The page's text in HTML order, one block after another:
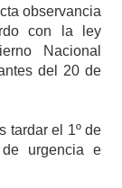
observancia
con la ley
Nacional
del 20 de
tardar el 1º de
urgencia e